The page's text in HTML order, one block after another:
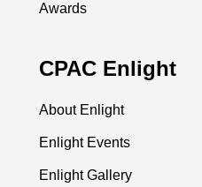
Awards
CPAC Enlight
About Enlight
Enlight Events
Enlight Gallery